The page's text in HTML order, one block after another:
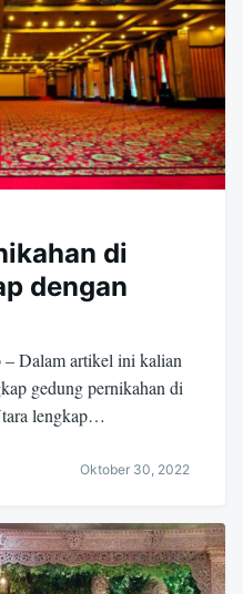
di
dengan
– Dalam artikel ini kalian
gedung pernikahan di
lengkap…
Oktober 30, 2022